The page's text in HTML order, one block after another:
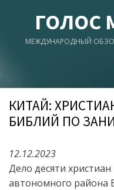
ГОЛОС
МЕЖДУНАРОДНЫЙ
КИТАЙ:
БИБЛИЙ ПО
12.12.2023
Дело десяти
автономного района